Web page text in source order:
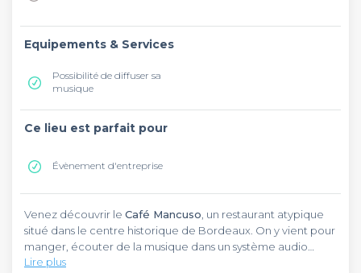
Equipements & Services
Possibilité de diffuser sa
musique
Ce lieu est parfait pour
Évènement d'entreprise
Venez découvrir le Café Mancuso , un restaurant atypique
situé dans le centre historique de Bordeaux. On y vient pour
manger, écouter de la musique dans un système audio
pointu et vintage, avec la possibilité de danser. De bons
Lire plus